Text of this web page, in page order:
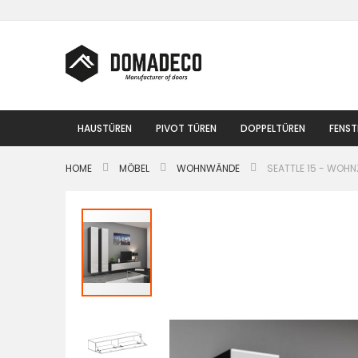
Inhalt
HAUSTÜREN PIVOT TÜREN DOPPELTÜREN
HOME MÖBEL WOHNWÄNDE SEATTLE 15 -
Zum
Ende
Bildgalerie
springen